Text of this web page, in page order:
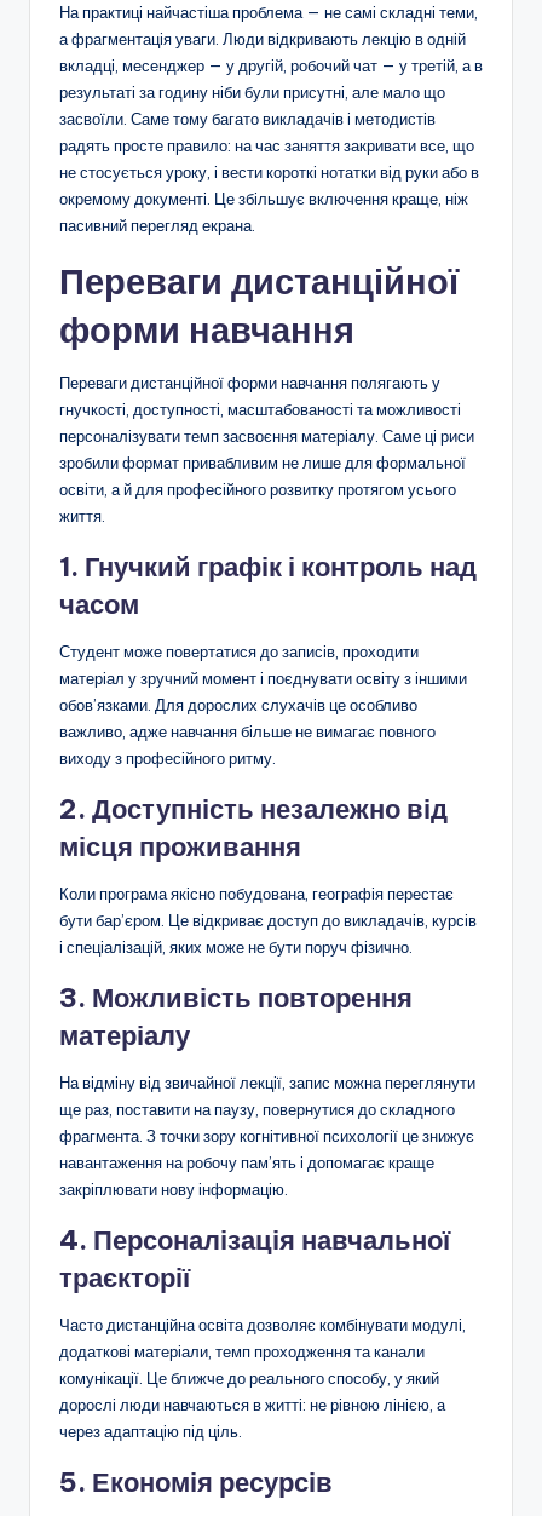
На практиці найчастіша проблема — не самі складні теми,
а фрагментація уваги. Люди відкривають лекцію в одній
вкладці, месенджер — у другій, робочий чат — у третій, а в
результаті за годину ніби були присутні, але мало що
засвоїли. Саме тому багато викладачів і методистів
радять просте правило: на час заняття закривати все, що
не стосується уроку, і вести короткі нотатки від руки або в
окремому документі. Це збільшує включення краще, ніж
пасивний перегляд екрана.
Переваги дистанційної
форми навчання
Переваги дистанційної форми навчання полягають у
гнучкості, доступності, масштабованості та можливості
персоналізувати темп засвоєння матеріалу. Саме ці риси
зробили формат привабливим не лише для формальної
освіти, а й для професійного розвитку протягом усього
життя.
1. Гнучкий графік і контроль над
часом
Студент може повертатися до записів, проходити
матеріал у зручний момент і поєднувати освіту з іншими
обов’язками. Для дорослих слухачів це особливо
важливо, адже навчання більше не вимагає повного
виходу з професійного ритму.
2. Доступність незалежно від
місця проживання
Коли програма якісно побудована, географія перестає
бути бар’єром. Це відкриває доступ до викладачів, курсів
і спеціалізацій, яких може не бути поруч фізично.
3. Можливість повторення
матеріалу
На відміну від звичайної лекції, запис можна переглянути
ще раз, поставити на паузу, повернутися до складного
фрагмента. З точки зору когнітивної психології це знижує
навантаження на робочу пам’ять і допомагає краще
закріплювати нову інформацію.
4. Персоналізація навчальної
траєкторії
Часто дистанційна освіта дозволяє комбінувати модулі,
додаткові матеріали, темп проходження та канали
комунікації. Це ближче до реального способу, у який
дорослі люди навчаються в житті: не рівною лінією, а
через адаптацію під ціль.
5. Економія ресурсів